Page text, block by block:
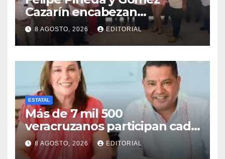
Cazarín encabezan
conformación del Comité de
Salud en Cosamaloapan
8 AGOSTO, 2026 EDITORIAL
ESTATAL
Más de 7 mil 500
veracruzanos participan cada
año en programas de
movilidad laboral: STPSP
8 AGOSTO, 2026 EDITORIAL